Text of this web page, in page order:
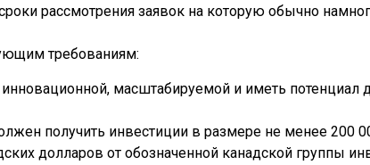
рассмотрения заявок на которую обычно
требованиям:
масштабируемой и иметь потенциал
получить инвестиции в размере не менее 200
долларов от обозначенной канадской группы